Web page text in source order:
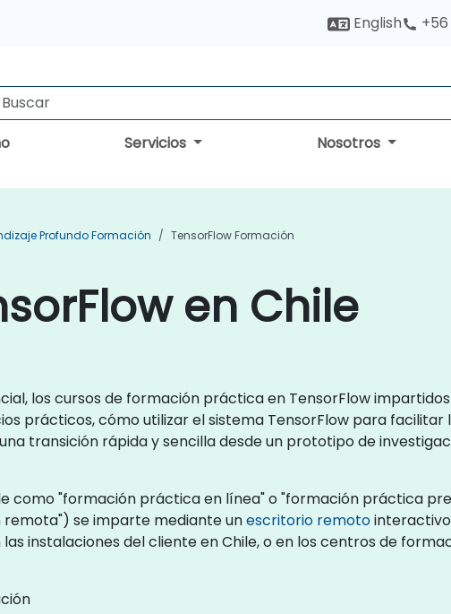
English
Servicios Nosotros
Profundo Formación TensorFlow Formación
en Chile
los cursos de formación práctica en TensorFlow
prácticos, cómo utilizar el sistema TensorFlow para facilitar
transición rápida y sencilla desde un prototipo de
como "formación práctica en línea" o "formación práctica
se imparte mediante unescritorio remoto
instalaciones del cliente en Chile, o en los centros de